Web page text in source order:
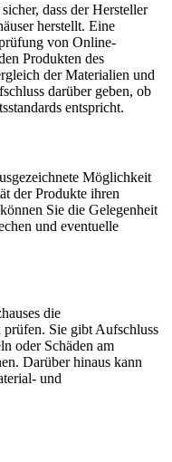
dass der Hersteller
herstellt. Eine
von Online-
Produkten des
der Materialien und
darüber geben, ob
entspricht.
Möglichkeit
der Produkte ihren
Sie die Gelegenheit
und eventuelle
die
prüfen. Sie gibt Aufschluss
oder Schäden am
Darüber hinaus kann
und